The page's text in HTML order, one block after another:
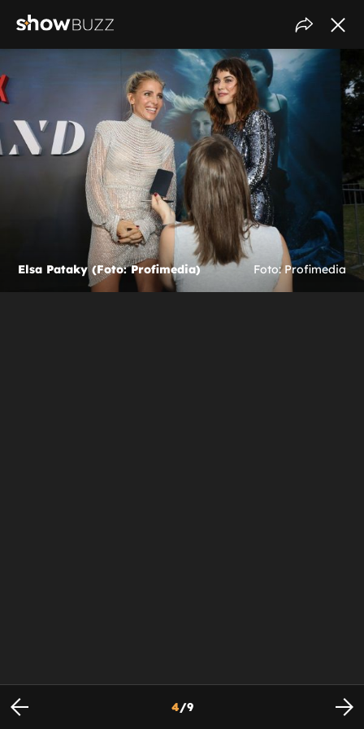
Elsa Pataky (Foto: Profimedia) Foto: Profimedia
4/9